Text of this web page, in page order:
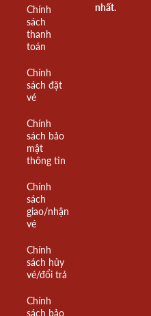
Chính
sách
thanh
toán
Chính
sách đặt
vé
Chính
sách bảo
mật
thông tin
Chính
sách
giao/nhận
vé
Chính
sách hủy
vé/đổi trả
Chính
sách bảo
nhất.